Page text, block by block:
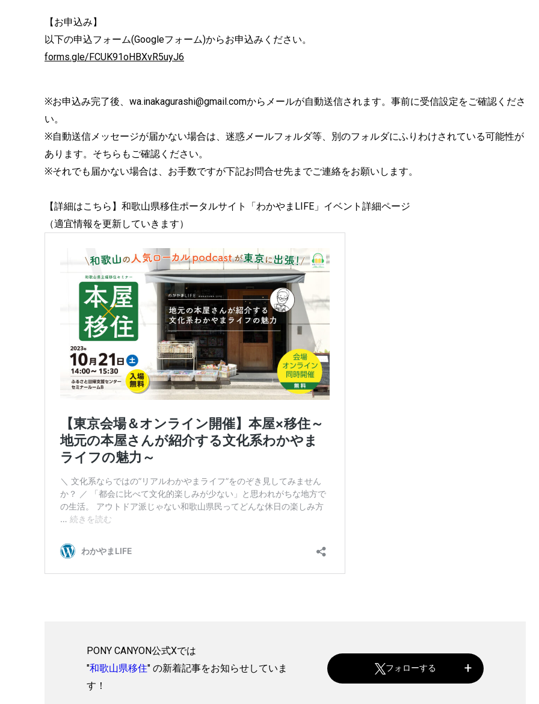
【お申込み】
以下の申込フォーム(Googleフォーム)からお申込みください。
forms.gle/FCUK91oHBXvR5uyJ6
※お申込み完了後、wa.inakagurashi@gmail.comからメールが自動送信されます。事前に受信設定をご確認くださ
い。
※自動送信メッセージが届かない場合は、迷惑メールフォルダ等、別のフォルダにふりわけされている可能性が
あります。そちらもご確認ください。
※それでも届かない場合は、お手数ですが下記お問合せ先までご連絡をお願いします。
【詳細はこちら】和歌山県移住ポータルサイト「わかやまLIFE」イベント詳細ページ
（適宜情報を更新していきます）
PONY CANYON公式Xでは
"和歌山県移住" の新着記事をお知らせしていま
す！
フォローする